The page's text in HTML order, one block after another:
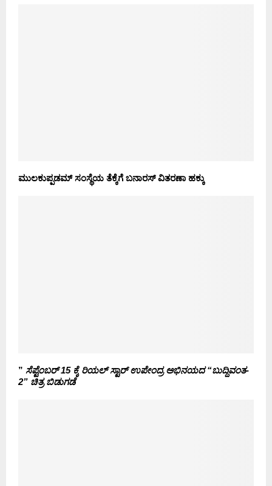
ಮುಲಕುಪ್ಪಡಮ್ ಸಂಸ್ಥೆಯ ತೆಕ್ಕೆಗೆ ಬನಾರಸ್ ವಿತರಣಾ ಹಕ್ಕು
” ಸೆಪ್ಟೆಂಬರ್ 15 ಕ್ಕೆ ರಿಯಲ್ ಸ್ಟಾರ್ ಉಪೇಂದ್ರ ಅಭಿನಯದ “ಬುದ್ದಿವಂತ-
2” ಚಿತ್ರ ಬಿಡುಗಡೆ